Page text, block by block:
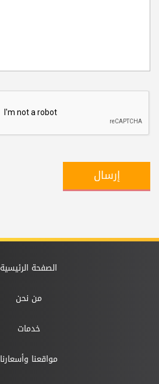
إرسال
الصفحة الرئيسية
من نحن
خدمات
مواقعنا وأسعارنا